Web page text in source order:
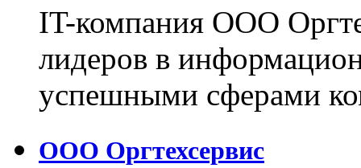
IT-компания ООО
лидеров в
успешными сферами
ООО Оргтехсервис